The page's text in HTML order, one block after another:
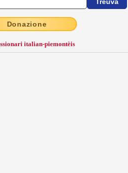
Donazione
italian-piemontèis